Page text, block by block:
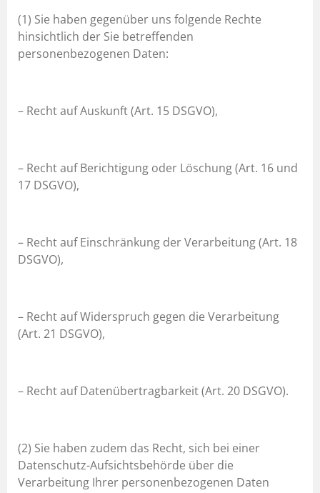
(1) Sie haben gegenüber uns folgende Rechte
hinsichtlich der Sie betreffenden
personenbezogenen Daten:
– Recht auf Auskunft (Art. 15 DSGVO),
– Recht auf Berichtigung oder Löschung (Art. 16 und
17 DSGVO),
– Recht auf Einschränkung der Verarbeitung (Art. 18
DSGVO),
– Recht auf Widerspruch gegen die Verarbeitung
(Art. 21 DSGVO),
– Recht auf Datenübertragbarkeit (Art. 20 DSGVO).
(2) Sie haben zudem das Recht, sich bei einer
Datenschutz-Aufsichtsbehörde über die
Verarbeitung Ihrer personenbezogenen Daten